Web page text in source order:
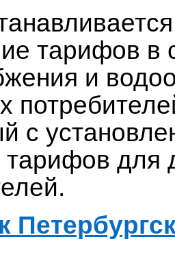
тарифов в
и
с
тарифов для